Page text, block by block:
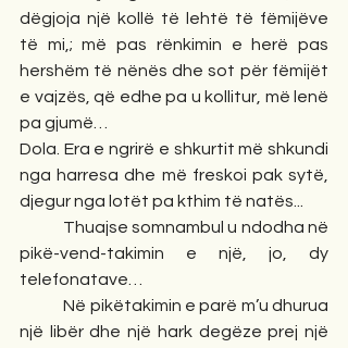
dëgjoja një kollë të lehtë të fëmijëve
të mi,; më pas rënkimin e herë pas
hershëm të nënës dhe sot për fëmijët
e vajzës, që edhe pa u kollitur, më lenë
pa gjumë…
Dola. Era e ngrirë e shkurtit më shkundi
nga harresa dhe më freskoi pak sytë,
djegur nga lotët pa kthim të natës...
Thuajse somnambul u ndodha në
pikë-vend-takimin e një, jo, dy
telefonatave…
Në pikëtakimin e parë m’u dhurua
një libër dhe një hark degëze prej një